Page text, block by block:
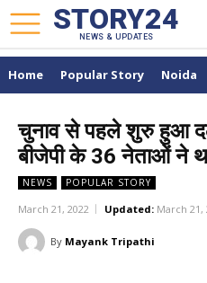
STORY24
NEWS & UPDATES
Home Popular Story Noida
चुनाव से पहले शुरु हुआ
बीजेपी के 36 नेताओं ने
NEWS POPULAR STORY
March 21, 2022 Updated: March 21,
By Mayank Tripathi